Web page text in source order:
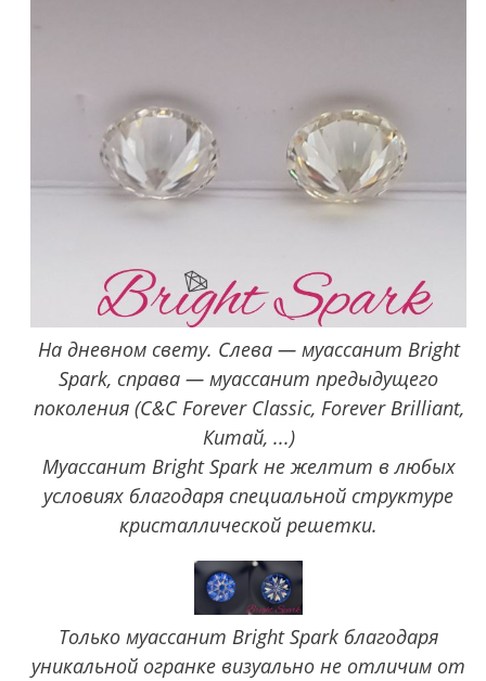
На дневном свету. Слева — муассанит Bright
Spark, справа — муассанит предыдущего
поколения (C&C Forever Classic, Forever Brilliant,
Китай, ...)
Муассанит Bright Spark не желтит в любых
условиях благодаря специальной структуре
кристаллической решетки.
Только муассанит Bright Spark благодаря
уникальной огранке визуально не отличим от